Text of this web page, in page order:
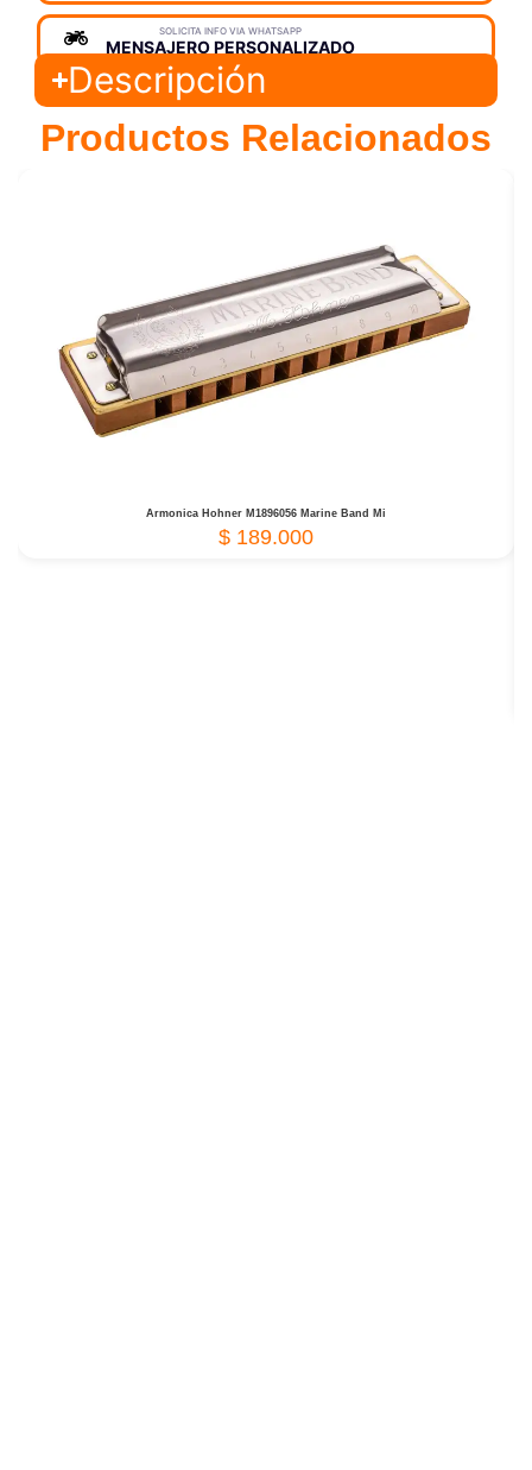
SOLICITA INFO VIA WHATSAPP
MENSAJERO PERSONALIZADO
Descripción
Productos Relacionados
Armonica Hohner M1896056 Marine Band Mi
$ 189.000